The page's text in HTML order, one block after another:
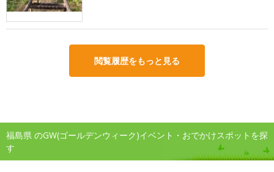
閲覧履歴をもっと見る
福島県 のGW(ゴールデンウィーク)イベント・おでかけスポットを探
す